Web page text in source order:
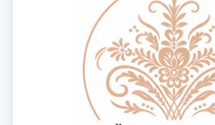
Extensions borttagning
Eyeliner-tatuering